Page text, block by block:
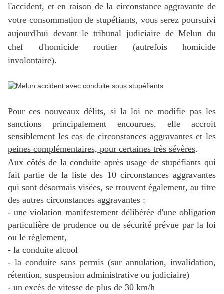
l'accident, et en raison de la circonstance aggravante de
votre consommation de stupéfiants, vous serez poursuivi
aujourd'hui devant le tribunal judiciaire de Melun du
chef d'homicide routier (autrefois homicide
involontaire).
Pour ces nouveaux délits, si la loi ne modifie pas les
sanctions principalement encourues, elle accroit
sensiblement les cas de circonstances aggravanteset les
peines complémentaires, pour certaines très sévères.
Aux côtés de laconduite après usage de stupéfiants qui
fait partie de la liste des 10 circonstances aggravantes
qui sont désormais visées, se trouvent également, au titre
des autres circonstances aggravantes :
- une violation manifestement délibérée d'une obligation
particulière de prudence ou de sécurité prévue par la loi
ou le règlement,
- la conduite alcool
- la conduite sans permis (sur annulation, invalidation,
rétention, suspension administrative ou judiciaire)
- un excès de vitesse de plus de 30 km/h